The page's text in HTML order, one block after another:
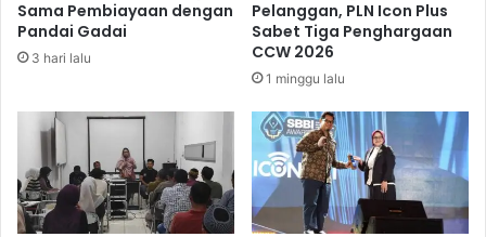
a
A
s
M
e
n
Sama Pembiayaan dengan
Pandai Gadai
3 hari lalu
Pelanggan, PLN Icon Plus
Sabet Tiga Penghargaan
CCW 2026
1 minggu lalu